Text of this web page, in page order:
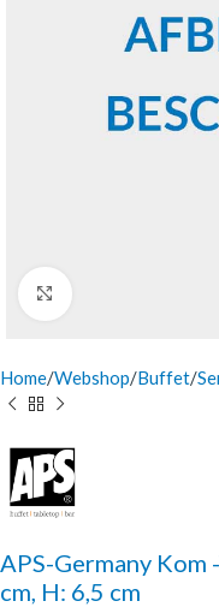
Home Webshop Buffet
APS-Germany Kom
cm, H: 6,5 cm